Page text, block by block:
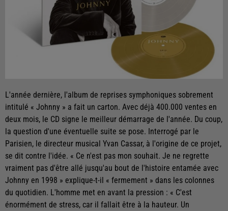
L'année dernière, l'album de reprises symphoniques sobrement
intitulé « Johnny » a fait un carton. Avec déjà 400.000 ventes en
deux mois, le CD signe le meilleur démarrage de l'année. Du coup,
la question d'une éventuelle suite se pose. Interrogé par le
Parisien, le directeur musical Yvan Cassar, à l'origine de ce projet,
se dit contre l'idée. « Ce n'est pas mon souhait. Je ne regrette
vraiment pas d'être allé jusqu'au bout de l'histoire entamée avec
Johnny en 1998 » explique-t-il « fermement » dans les colonnes
du quotidien. L'homme met en avant la pression : « C'est
énormément de stress, car il fallait être à la hauteur. Un